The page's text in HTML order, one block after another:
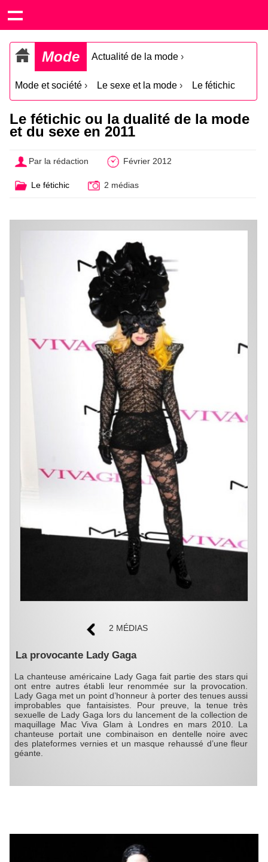
Mode Actualité de la mode ›
Mode et société › Le sexe et la mode › Le fétichic
Le fétichic ou la dualité de la mode
et du sexe en 2011
Par la rédaction Février 2012
Le fétichic 2 médias
2 MÉDIAS
La provocante Lady Gaga
La chanteuse américaine Lady Gaga fait partie des stars qui
ont entre autres établi leur renommée sur la provocation.
Lady Gaga met un point d’honneur à porter des tenues aussi
improbables que fantaisistes. Pour preuve, la tenue très
sexuelle de Lady Gaga lors du lancement de la collection de
maquillage Mac Viva Glam à Londres en mars 2010. La
chanteuse portait une combinaison en dentelle noire avec
des plateformes vernies et un masque rehaussé d’une fleur
géante.